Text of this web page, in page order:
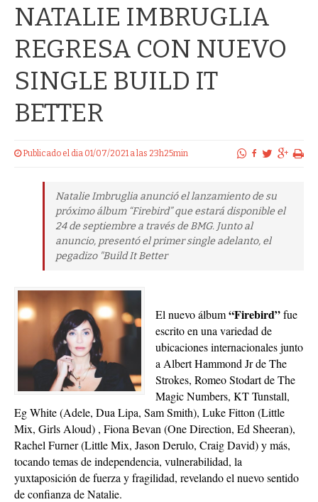
NATALIE IMBRUGLIA
REGRESA CON NUEVO
SINGLE BUILD IT
BETTER
Publicado el dia 01/07/2021 a las 23h25min
Natalie Imbruglia anunció el lanzamiento de su
próximo álbum “Firebird” que estará disponible el
24 de septiembre a través de BMG. Junto al
anuncio, presentó el primer single adelanto, el
pegadizo "Build It Better
El nuevo álbum“Firebird”fue
escrito en una variedad de
ubicaciones internacionales junto
a Albert Hammond Jr de The
Strokes, Romeo Stodart de The
Magic Numbers, KT Tunstall,
Eg White (Adele, Dua Lipa, Sam Smith), Luke Fitton (Little
Mix, Girls Aloud) , Fiona Bevan (One Direction, Ed Sheeran),
Rachel Furner (Little Mix, Jason Derulo, Craig David) y más,
tocando temas de independencia, vulnerabilidad, la
yuxtaposición de fuerza y fragilidad, revelando el nuevo sentido
de confianza de Natalie.